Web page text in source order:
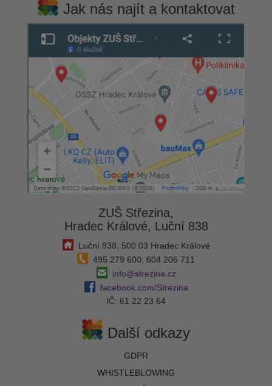
Jak nás najít a kontaktovat
ZUŠ Střezina,
Hradec Králové, Luční 838
Luční 838, 500 03 Hradec Králové
495 279 600, 604 206 711
info@strezina.cz
facebook.com/Strezina
IČ: 61 22 23 64
Další odkazy
GDPR
WHISTLEBLOWING